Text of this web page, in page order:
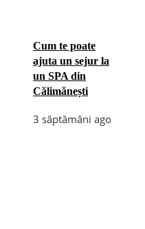
Cum te poate
ajuta un sejur la
un SPA din
Călimănești
3 săptămâni ago